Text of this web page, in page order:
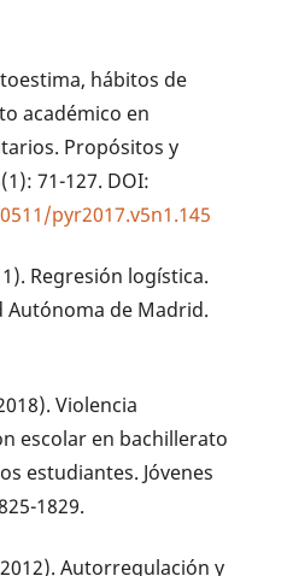
hábitos de
académico en
Propósitos y
71-127. DOI:
pyr2017.v5n1.145
Regresión logística.
de Madrid.
Violencia
escolar en bachillerato
estudiantes. Jóvenes
1829.
Autorregulación y